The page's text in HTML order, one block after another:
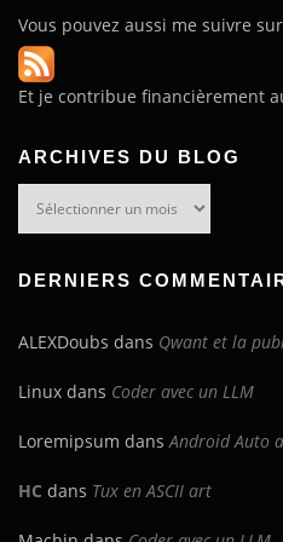
Vous pouvez aussi me suivre sur
Et je contribue financièrement
ARCHIVES DU BLOG
DERNIERS
ALEXDoubs dans Qwant et la
Linux dans Coder avec un LLM
Loremipsum dansAndroid Auto
HC dans Tux en ASCII art